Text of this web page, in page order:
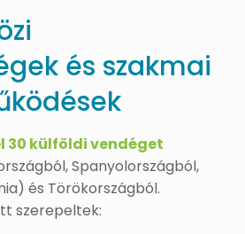
és szakmai
30 külföldi vendéget
Spanyolországból,
és Törökországból.
szerepeltek: